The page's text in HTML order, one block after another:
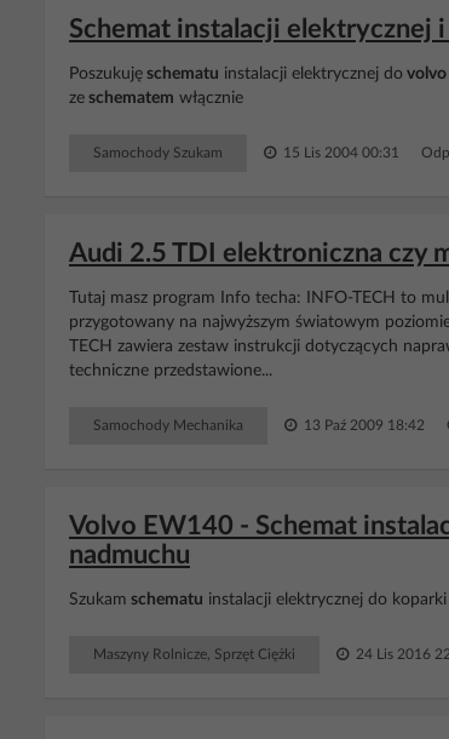
Schemat instalacji elektrycznej
Poszukuję schematu instalacji elektrycznej do volvo
ze schematem włącznie
Samochody Szukam 15 Lis 2004 00:31
Audi 2.5 TDI elektroniczna czy
Tutaj masz program Info techa: INFO-TECH to
przygotowany na najwyższym światowym
TECH zawiera zestaw instrukcji dotyczących
techniczne przedstawione...
Samochody Mechanika 13 Paź 2009 18:42
Volvo EW140 - Schemat
nadmuchu
Szukam schematu instalacji elektrycznej do koparki
Maszyny Rolnicze, Sprzęt Ciężki 24 Lis 2016